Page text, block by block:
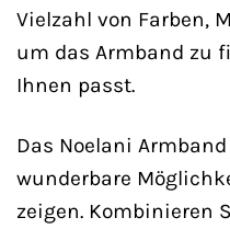
Vielzahl von Farben,
um das Armband zu
Ihnen passt.
Das Noelani
wunderbare
zeigen. Kombinieren